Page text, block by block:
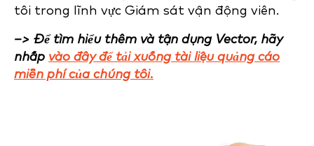
tôi trong lĩnh vực Giám sát vận động viên.
–> Để tìm hiểu thêm và tận dụng Vector, hãy
nhấp vào đây để tải xuống tài liệu quảng cáo
miễn phí của chúng tôi.